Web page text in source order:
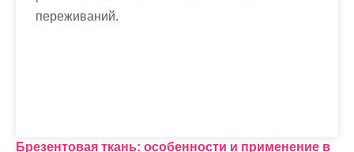
переживаний.
Брезентовая ткань: особенности и применение в